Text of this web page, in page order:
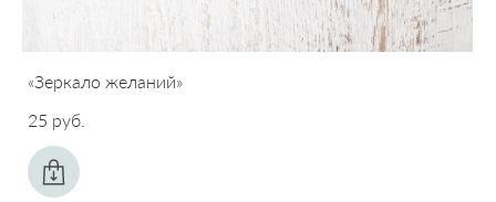
«Зеркало желаний»
25 pуб.